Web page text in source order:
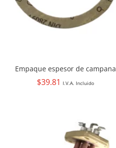
Empaque espesor de campana
$39.81 I.V.A. Incluido